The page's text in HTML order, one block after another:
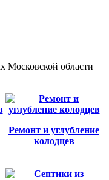
Московской области
Ремонт и углубление
колодцев